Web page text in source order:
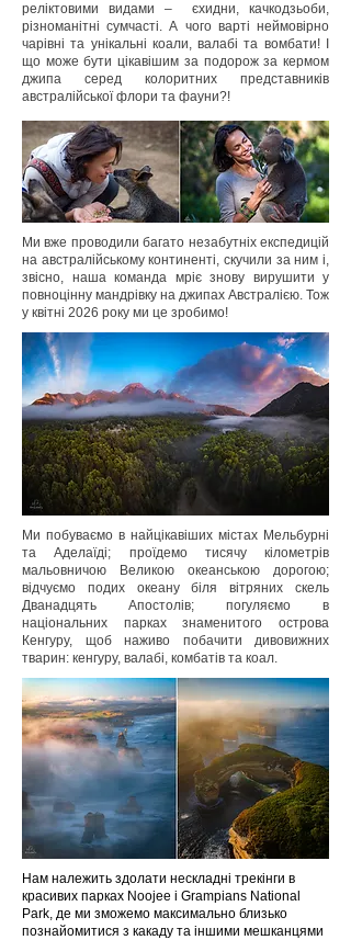
реліктовими видами – єхидни, качкодзьоби,
різноманітні сумчасті. А чого варті неймовірно
чарівні та унікальні коали, валабі та вомбати! І
що може бути цікавішим за подорож за кермом
джипа серед колоритних представників
австралійської флори та фауни?!
Ми вже проводили багато незабутніх експедицій
на австралійському континенті, скучили за ним і,
звісно, наша команда мріє знову вирушити у
повноцінну мандрівку на джипах Австралією. Тож
у квітні 2026 року ми це зробимо!
Ми побуваємо в найцікавіших містах Мельбурні
та Аделаїді; проїдемо тисячу кілометрів
мальовничою Великою океанською дорогою;
відчуємо подих океану біля вітряних скель
Дванадцять Апостолів; погуляємо в
національних парках знаменитого острова
Кенгуру, щоб наживо побачити дивовижних
тварин: кенгуру, валабі, комбатів та коал.
Нам належить здолати нескладні трекінги в
красивих парках Noojee і Grampians National
Park, де ми зможемо максимально близько
познайомитися з какаду та іншими мешканцями